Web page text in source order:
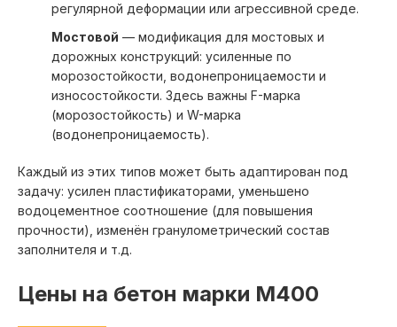
регулярной деформации или агрессивной среде.
Мостовой — модификация для мостовых и
дорожных конструкций: усиленные по
морозостойкости, водонепроницаемости и
износостойкости. Здесь важны F-марка
(морозостойкость) и W-марка
(водонепроницаемость).
Каждый из этих типов может быть адаптирован под
задачу: усилен пластификаторами, уменьшено
водоцементное соотношение (для повышения
прочности), изменён гранулометрический состав
заполнителя и т.д.
Цены на бетон марки М400